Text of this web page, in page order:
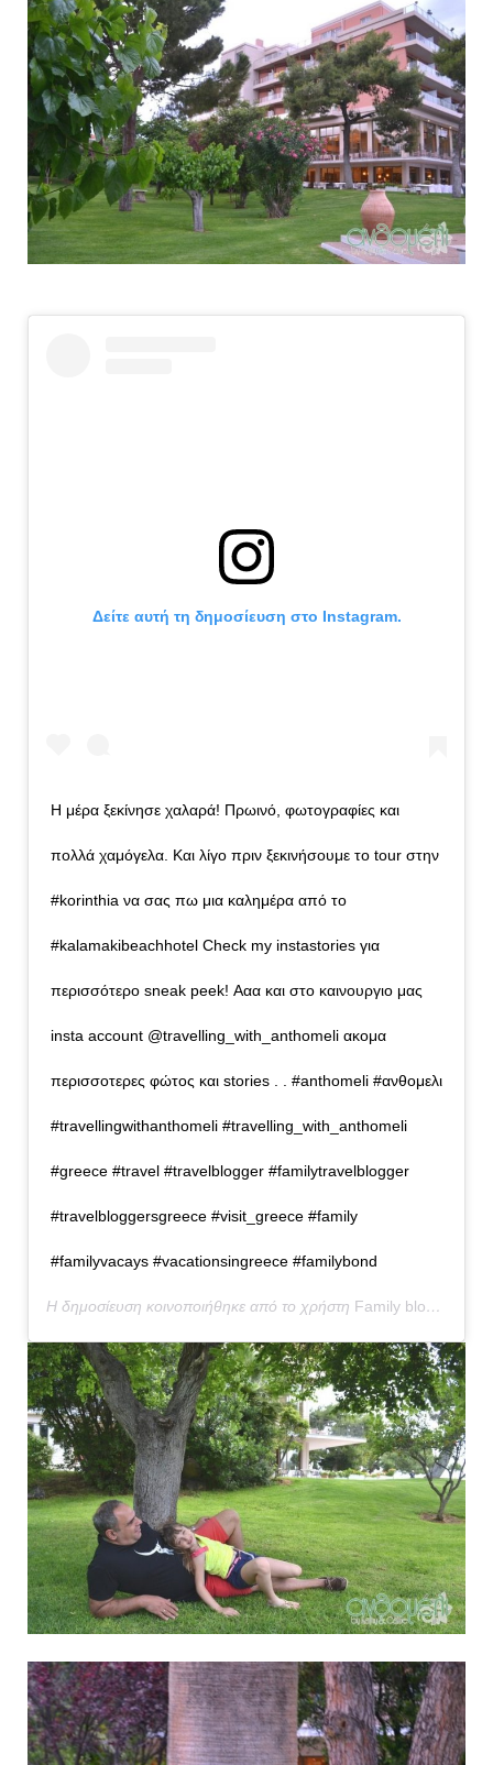
Δείτε αυτή τη δημοσίευση στο Instagram.
Η μέρα ξεκίνησε χαλαρά! Πρωινό, φωτογραφίες και
πολλά χαμόγελα. Και λίγο πριν ξεκινήσουμε το tour στην
#korinthia να σας πω μια καλημέρα από το
#kalamakibeachhotel Check my instastories για
περισσότερο sneak peek! Ααα και στο καινουργιο μας
insta account @travelling_with_anthomeli ακομα
περισσοτερες φώτος και stories . . #anthomeli #ανθομελι
#travellingwithanthomeli #travelling_with_anthomeli
#greece #travel #travelblogger #familytravelblogger
#travelbloggersgreece #visit_greece #family
#familyvacays #vacationsingreece #familybond
Η δημοσίευση κοινοποιήθηκε από το χρήστη Family bloggers/Travelbloggers